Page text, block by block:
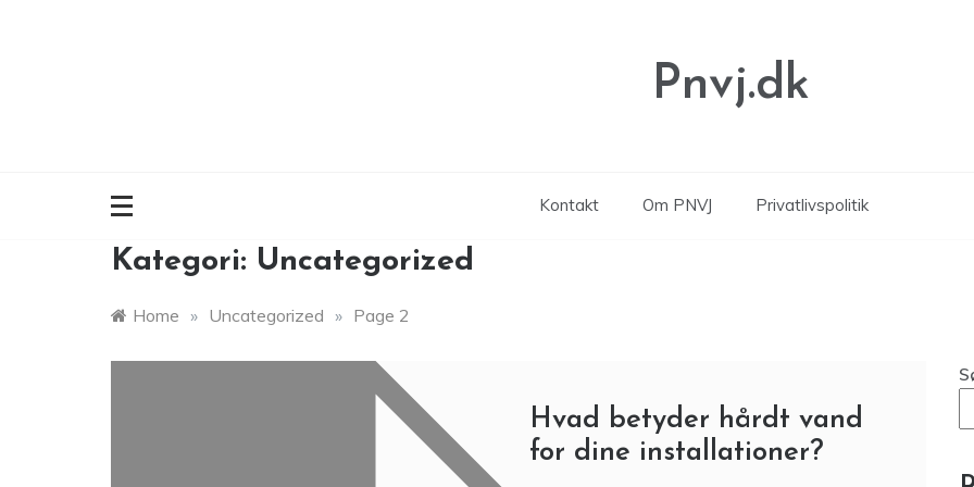
Pnvj.dk
Kontakt Om PNVJ Privatlivspolitik
Kategori: Uncategorized
Home » Uncategorized » Page 2
Hvad betyder hårdt vand
for dine installationer?